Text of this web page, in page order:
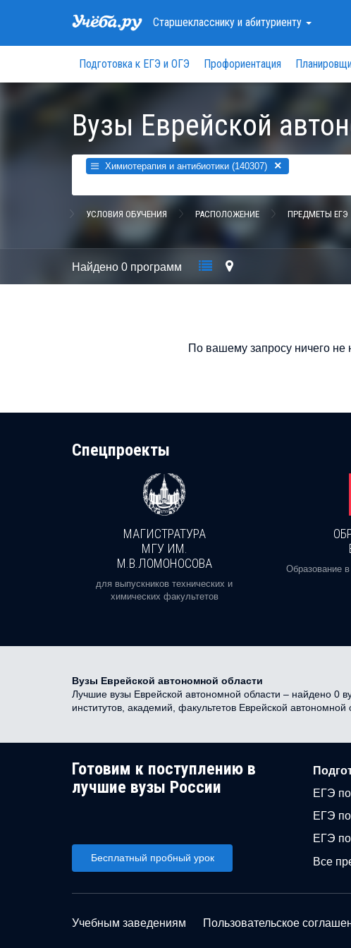
Старшеклассникуи абитуриенту
Подготовка к ЕГЭ и ОГЭ Профориентация
Вузы Еврейской
Химиотерапия и антибиотики (140307) ×
УСЛОВИЯ ОБУЧЕНИЯ РАСПОЛОЖЕНИЕ ПРЕДМЕТЫ ЕГЭ
Найдено 0 программ
По вашему запросу ничего
Cпецпроекты
МАГИСТРАТУРА
МГУ ИМ.
М.В.ЛОМОНОСОВА
для выпускников технических и
химических факультетов
Образование
Вузы Еврейской автономной области
Лучшие вузы Еврейской автономной области – найдено 0
институтов, академий, факультетов Еврейской
Готовим к поступлению в
лучшие вузы России
Бесплатный пробный урок
ЕГЭ по
ЕГЭ
ЕГЭ
Все
Учебным заведениям Пользовательское